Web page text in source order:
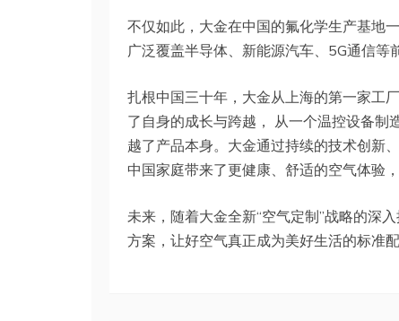
不仅如此，大金在中国的氟化学生产基地
广泛覆盖半导体、新能源汽车、5G通信等
扎根中国三十年，大金从上海的第一家工
了自身的成长与跨越， 从一个温控设备制
越了产品本身。大金通过持续的技术创新
中国家庭带来了更健康、舒适的空气体验
未来，随着大金全新“空气定制”战略的深
方案，让好空气真正成为美好生活的标准配